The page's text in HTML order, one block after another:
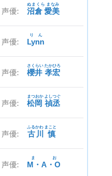
声優: 沼倉 愛美
ぬまくら まなみ
声優: Lynn
りん
声優: 櫻井 孝宏
さくらい たかひろ
声優: 松岡 禎丞
まつおか よしつぐ
声優: 古川 慎
ふるかわ まこと
声優: M・A・O
まお